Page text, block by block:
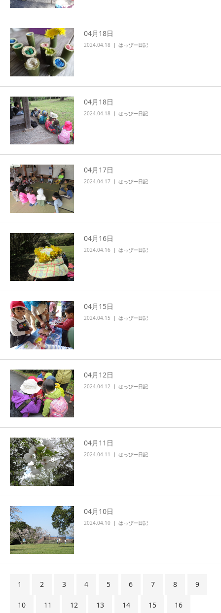
04月18日
2024.04.18 はっぴー日記
04月18日
2024.04.18 はっぴー日記
04月17日
2024.04.17 はっぴー日記
04月16日
2024.04.16 はっぴー日記
04月15日
2024.04.15 はっぴー日記
04月12日
2024.04.12 はっぴー日記
04月11日
2024.04.11 はっぴー日記
04月10日
2024.04.10 はっぴー日記
1 2 3 4 5 6 7 8 9
10 11 12 13 14 15 16